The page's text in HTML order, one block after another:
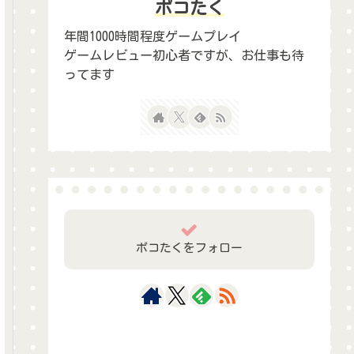
ポコたく
年間1000時間程度ゲームプレイ
ゲームレビュー初心者ですが、お仕事も待
ってます
ポコたくをフォロー